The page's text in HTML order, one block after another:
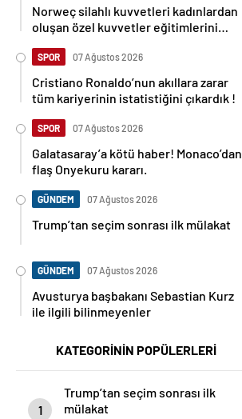
Norweç silahlı kuvvetleri kadınlardan
oluşan özel kuvvetler eğitimlerini
SPOR 07 Ağustos 2026
Cristiano Ronaldo’nun akıllara zarar
tüm kariyerinin istatistiğini çıkardık !
SPOR 07 Ağustos 2026
Galatasaray’a kötü haber! Monaco’dan
flaş Onyekuru kararı.
GÜNDEM 07 Ağustos 2026
Trump’tan seçim sonrası ilk mülakat
GÜNDEM 07 Ağustos 2026
Avusturya başbakanı Sebastian Kurz
ile ilgili bilinmeyenler
KATEGORİNİN POPÜLERLERİ
1
Trump’tan seçim sonrası ilk
mülakat